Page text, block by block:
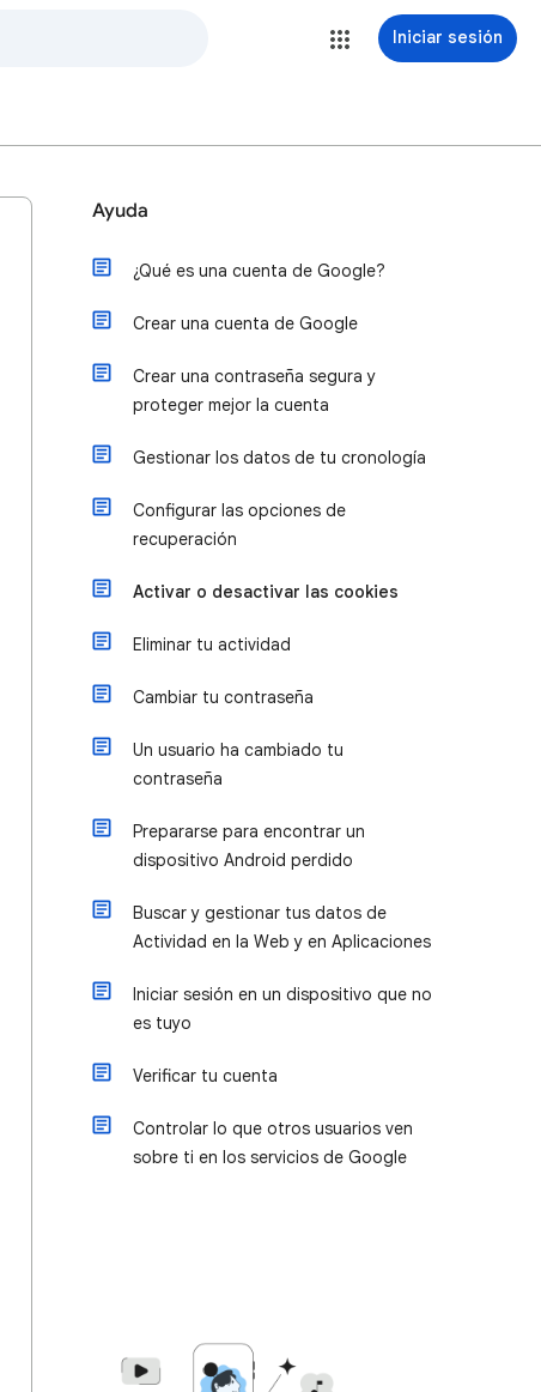
Iniciar sesión
Ayuda
¿Qué es una cuenta de Google?
Crear una cuenta de Google
Crear una contraseña segura y
proteger mejor la cuenta
Gestionar los datos de tu cronología
Configurar las opciones de
recuperación
Activar o desactivar las cookies
Eliminar tu actividad
Cambiar tu contraseña
Un usuario ha cambiado tu
contraseña
Prepararse para encontrar un
dispositivo Android perdido
Buscar y gestionar tus datos de
Actividad en la Web y en Aplicaciones
Iniciar sesión en un dispositivo que no
es tuyo
Verificar tu cuenta
Controlar lo que otros usuarios ven
sobre ti en los servicios de Google